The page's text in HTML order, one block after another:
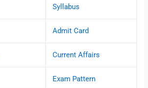
Syllabus
Admit Card
Current Affairs
Exam Pattern